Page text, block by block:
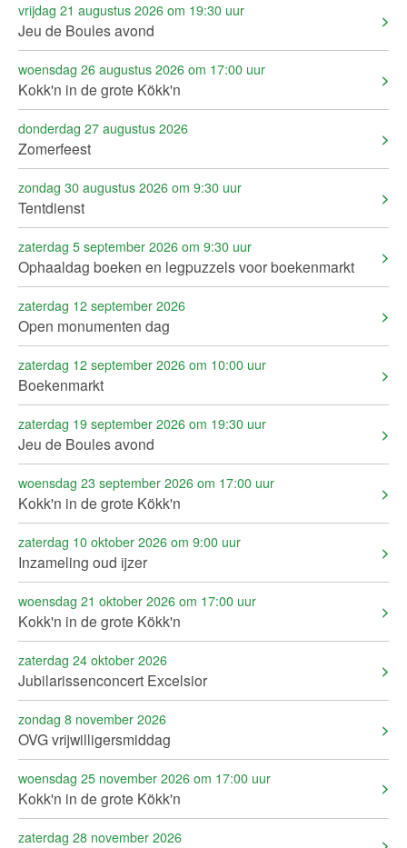
vrijdag 21 augustus 2026 om 19:30 uur
Jeu de Boules avond
woensdag 26 augustus 2026 om 17:00 uur
Kokk'n in de grote Kökk'n
donderdag 27 augustus 2026
Zomerfeest
zondag 30 augustus 2026 om 9:30 uur
Tentdienst
zaterdag 5 september 2026 om 9:30 uur
Ophaaldag boeken en legpuzzels voor boekenmarkt
zaterdag 12 september 2026
Open monumenten dag
zaterdag 12 september 2026 om 10:00 uur
Boekenmarkt
zaterdag 19 september 2026 om 19:30 uur
Jeu de Boules avond
woensdag 23 september 2026 om 17:00 uur
Kokk'n in de grote Kökk'n
zaterdag 10 oktober 2026 om 9:00 uur
Inzameling oud ijzer
woensdag 21 oktober 2026 om 17:00 uur
Kokk'n in de grote Kökk'n
zaterdag 24 oktober 2026
Jubilarissenconcert Excelsior
zondag 8 november 2026
OVG vrijwilligersmiddag
woensdag 25 november 2026 om 17:00 uur
Kokk'n in de grote Kökk'n
zaterdag 28 november 2026